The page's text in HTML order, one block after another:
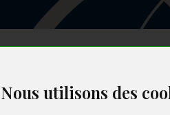
Nous utilisons des